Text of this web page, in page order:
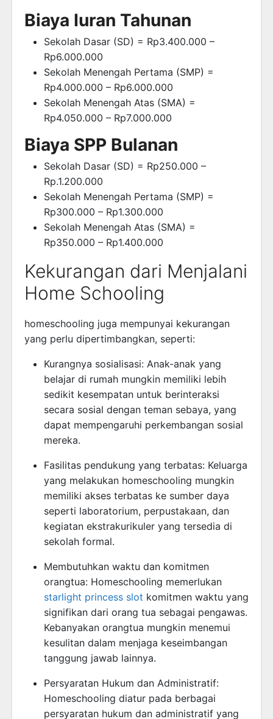
Biaya Iuran Tahunan
Sekolah Dasar (SD) = Rp3.400.000 –
Rp6.000.000
Sekolah Menengah Pertama (SMP) =
Rp4.000.000 – Rp6.000.000
Sekolah Menengah Atas (SMA) =
Rp4.050.000 – Rp7.000.000
Biaya SPP Bulanan
Sekolah Dasar (SD) = Rp250.000 –
Rp.1.200.000
Sekolah Menengah Pertama (SMP) =
Rp300.000 – Rp1.300.000
Sekolah Menengah Atas (SMA) =
Rp350.000 – Rp1.400.000
Kekurangan dari Menjalani
Home Schooling
homeschooling juga mempunyai kekurangan
yang perlu dipertimbangkan, seperti:
Kurangnya sosialisasi: Anak-anak yang
belajar di rumah mungkin memiliki lebih
sedikit kesempatan untuk berinteraksi
secara sosial dengan teman sebaya, yang
dapat mempengaruhi perkembangan sosial
mereka.
Fasilitas pendukung yang terbatas: Keluarga
yang melakukan homeschooling mungkin
memiliki akses terbatas ke sumber daya
seperti laboratorium, perpustakaan, dan
kegiatan ekstrakurikuler yang tersedia di
sekolah formal.
Membutuhkan waktu dan komitmen
orangtua: Homeschooling memerlukan
starlight princess slot komitmen waktu yang
signifikan dari orang tua sebagai pengawas.
Kebanyakan orangtua mungkin menemui
kesulitan dalam menjaga keseimbangan
tanggung jawab lainnya.
Persyaratan Hukum dan Administratif:
Homeschooling diatur pada berbagai
persyaratan hukum dan administratif yang